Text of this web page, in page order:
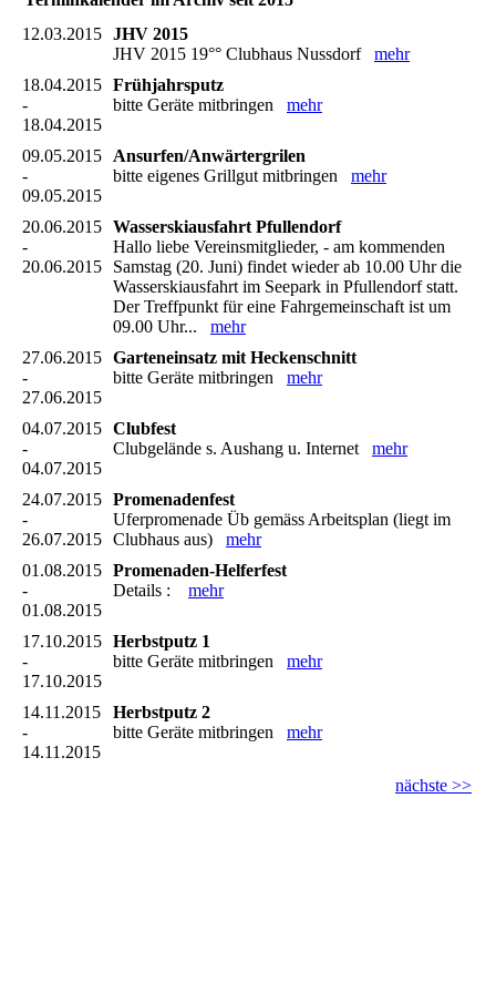
12.03.2015 JHV 2015
JHV 2015 19°° Clubhaus Nussdorf mehr
18.04.2015
-
18.04.2015
Frühjahrsputz
bitte Geräte mitbringen mehr
09.05.2015
-
09.05.2015
Ansurfen/Anwärtergrilen
bitte eigenes Grillgut mitbringen mehr
20.06.2015
-
20.06.2015
Wasserskiausfahrt Pfullendorf
Hallo liebe Vereinsmitglieder, - am kommenden
Samstag (20. Juni) findet wieder ab 10.00 Uhr die
Wasserskiausfahrt im Seepark in Pfullendorf statt.
Der Treffpunkt für eine Fahrgemeinschaft ist um
09.00 Uhr... mehr
27.06.2015
-
27.06.2015
Garteneinsatz mit Heckenschnitt
bitte Geräte mitbringen mehr
04.07.2015
-
04.07.2015
Clubfest
Clubgelände s. Aushang u. Internet mehr
24.07.2015
-
26.07.2015
Promenadenfest
Uferpromenade Üb gemäss Arbeitsplan (liegt im
Clubhaus aus) mehr
01.08.2015
-
01.08.2015
Promenaden-Helferfest
Details : mehr
17.10.2015
-
17.10.2015
Herbstputz 1
bitte Geräte mitbringen mehr
14.11.2015
-
14.11.2015
Herbstputz 2
bitte Geräte mitbringen mehr
nächste >>